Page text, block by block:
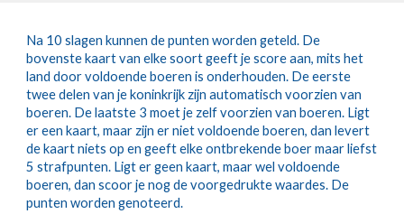
Na 10 slagen kunnen de punten worden geteld. De
bovenste kaart van elke soort geeft je score aan, mits het
land door voldoende boeren is onderhouden. De eerste
twee delen van je koninkrijk zijn automatisch voorzien van
boeren. De laatste 3 moet je zelf voorzien van boeren. Ligt
er een kaart, maar zijn er niet voldoende boeren, dan levert
de kaart niets op en geeft elke ontbrekende boer maar liefst
5 strafpunten. Ligt er geen kaart, maar wel voldoende
boeren, dan scoor je nog de voorgedrukte waardes. De
punten worden genoteerd.